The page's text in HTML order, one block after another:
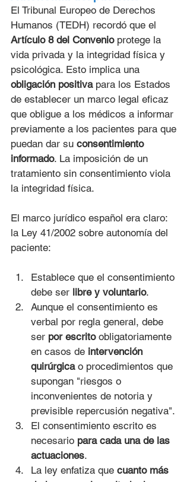
El Tribunal Europeo de Derechos
Humanos (TEDH) recordó que el
Artículo 8 del Convenio protege la
vida privada y la integridad física y
psicológica. Esto implica una
obligación positiva para los Estados
de establecer un marco legal eficaz
que obligue a los médicos a informar
previamente a los pacientes para que
puedan dar su consentimiento
informado. La imposición de un
tratamiento sin consentimiento viola
la integridad física.
El marco jurídico español era claro:
la Ley 41/2002 sobre autonomía del
paciente:
Establece que el consentimiento
debe ser libre y voluntario.
Aunque el consentimiento es
verbal por regla general, debe
ser por escrito obligatoriamente
en casos de intervención
quirúrgica o procedimientos que
supongan "riesgos o
inconvenientes de notoria y
previsible repercusión negativa".
El consentimiento escrito es
necesario para cada una de las
actuaciones.
La ley enfatiza que cuanto más